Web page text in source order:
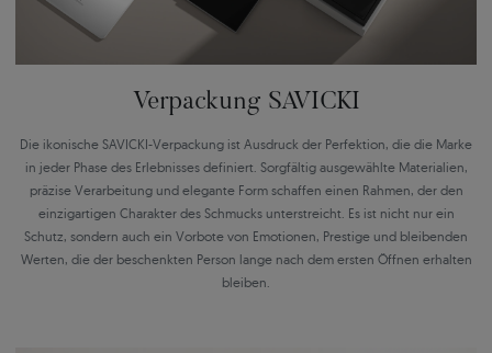
Verpackung SAVICKI
Die ikonische SAVICKI-Verpackung ist Ausdruck der Perfektion, die die Marke
in jeder Phase des Erlebnisses definiert. Sorgfältig ausgewählte Materialien,
präzise Verarbeitung und elegante Form schaffen einen Rahmen, der den
einzigartigen Charakter des Schmucks unterstreicht. Es ist nicht nur ein
Schutz, sondern auch ein Vorbote von Emotionen, Prestige und bleibenden
Werten, die der beschenkten Person lange nach dem ersten Öffnen erhalten
bleiben.